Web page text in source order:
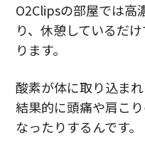
O2Clipsの部屋では高
り、休憩しているだ
ります。
酸素が体に取り込まれ
結果的に頭痛や肩こ
なったりするんです。